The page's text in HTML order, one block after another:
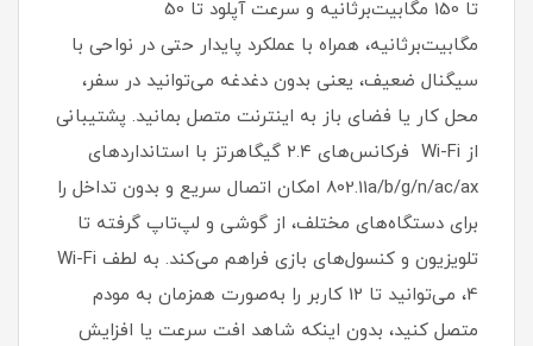
تا 150 مگابیت‌برثانیه و سرعت آپلود تا 50
مگابیت‌برثانیه، همراه با عملکرد پایدار حتی در نواحی با
سیگنال ضعیف، یعنی بدون دغدغه می‌توانید در سفر،
محل کار یا فضای باز به اینترنت متصل بمانید. پشتیبانی
از Wi-Fi فرکانس‌های ۲.۴ گیگاهرتز با استانداردهای
802.11a/b/g/n/ac/ax امکان اتصال سریع و بدون تداخل را
برای دستگاه‌های مختلف، از گوشی و لپ‌تاپ گرفته تا
تلویزیون و کنسول‌های بازی فراهم می‌کند. به لطف Wi-Fi
4، می‌توانید تا 1۲ کاربر را به‌صورت همزمان به مودم
متصل کنید، بدون اینکه شاهد افت سرعت یا افزایش